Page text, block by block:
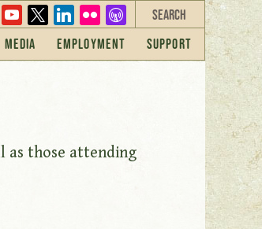
youtube
x linkedinflickrovercast
Media Employment Support
as those attending